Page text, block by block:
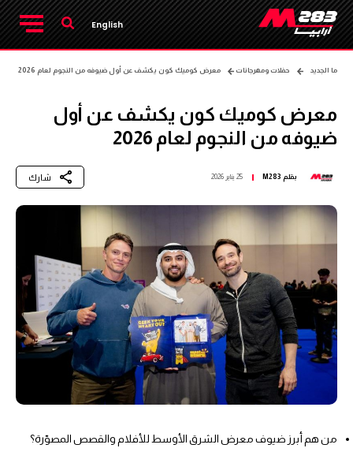
English
ما الجديد حفلات ومهرجانات معرض كوميك كون يكشف عن أول ضيوفه من النجوم لعام 2026
معرض كوميك كون يكشف عن أول
ضيوفه من النجوم لعام 2026
بقلم M283 25 يناير 2026 شارك
من هم أبرز ضيوف معرض الشرق الأوسط للأفلام والقصص المصوّرة؟